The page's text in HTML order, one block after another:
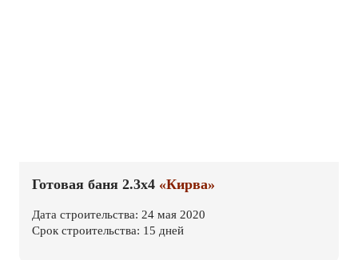
Готовая баня 2.3х4 «Кирва»
Дата строительства: 24 мая 2020
Срок строительства: 15 дней